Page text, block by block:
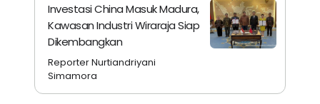
Investasi China Masuk Madura,
Kawasan Industri Wiraraja Siap
Dikembangkan
Reporter Nurtiandriyani
Simamora